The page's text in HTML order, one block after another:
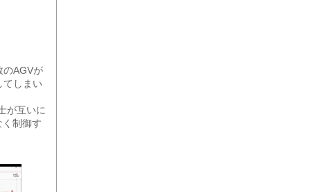
のAGVが
てしまい
が互いに
制御す